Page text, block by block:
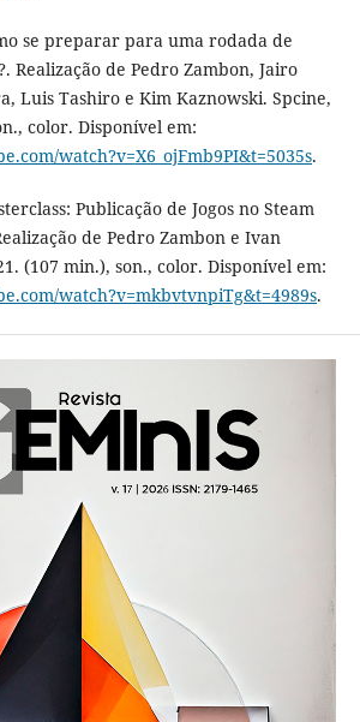
se preparar para uma rodada de
Realização de Pedro Zambon, Jairo
Luis Tashiro e Kim Kaznowski. Spcine,
color. Disponível em:
watch?v=X6_ojFmb9PI&t=5035s.
Publicação de Jogos no Steam
de Pedro Zambon e Ivan
(107 min.), son., color. Disponível em:
watch?v=mkbvtvnpiTg&t=4989s.